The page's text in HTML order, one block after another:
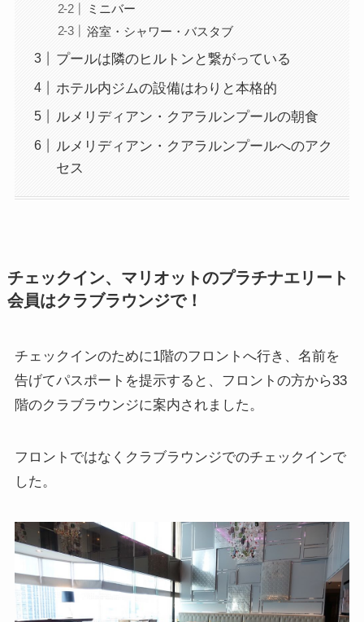
ミニバー
浴室・シャワー・バスタブ
プールは隣のヒルトンと繋がっている
ホテル内ジムの設備はわりと本格的
ルメリディアン・クアラルンプールの朝食
ルメリディアン・クアラルンプールへのアク
セス
チェックイン、マリオットのプラチナエリート
会員はクラブラウンジで！
チェックインのために1階のフロントへ行き、名前を
告げてパスポートを提示すると、フロントの方から33
階のクラブラウンジに案内されました。
フロントではなくクラブラウンジでのチェックインで
した。